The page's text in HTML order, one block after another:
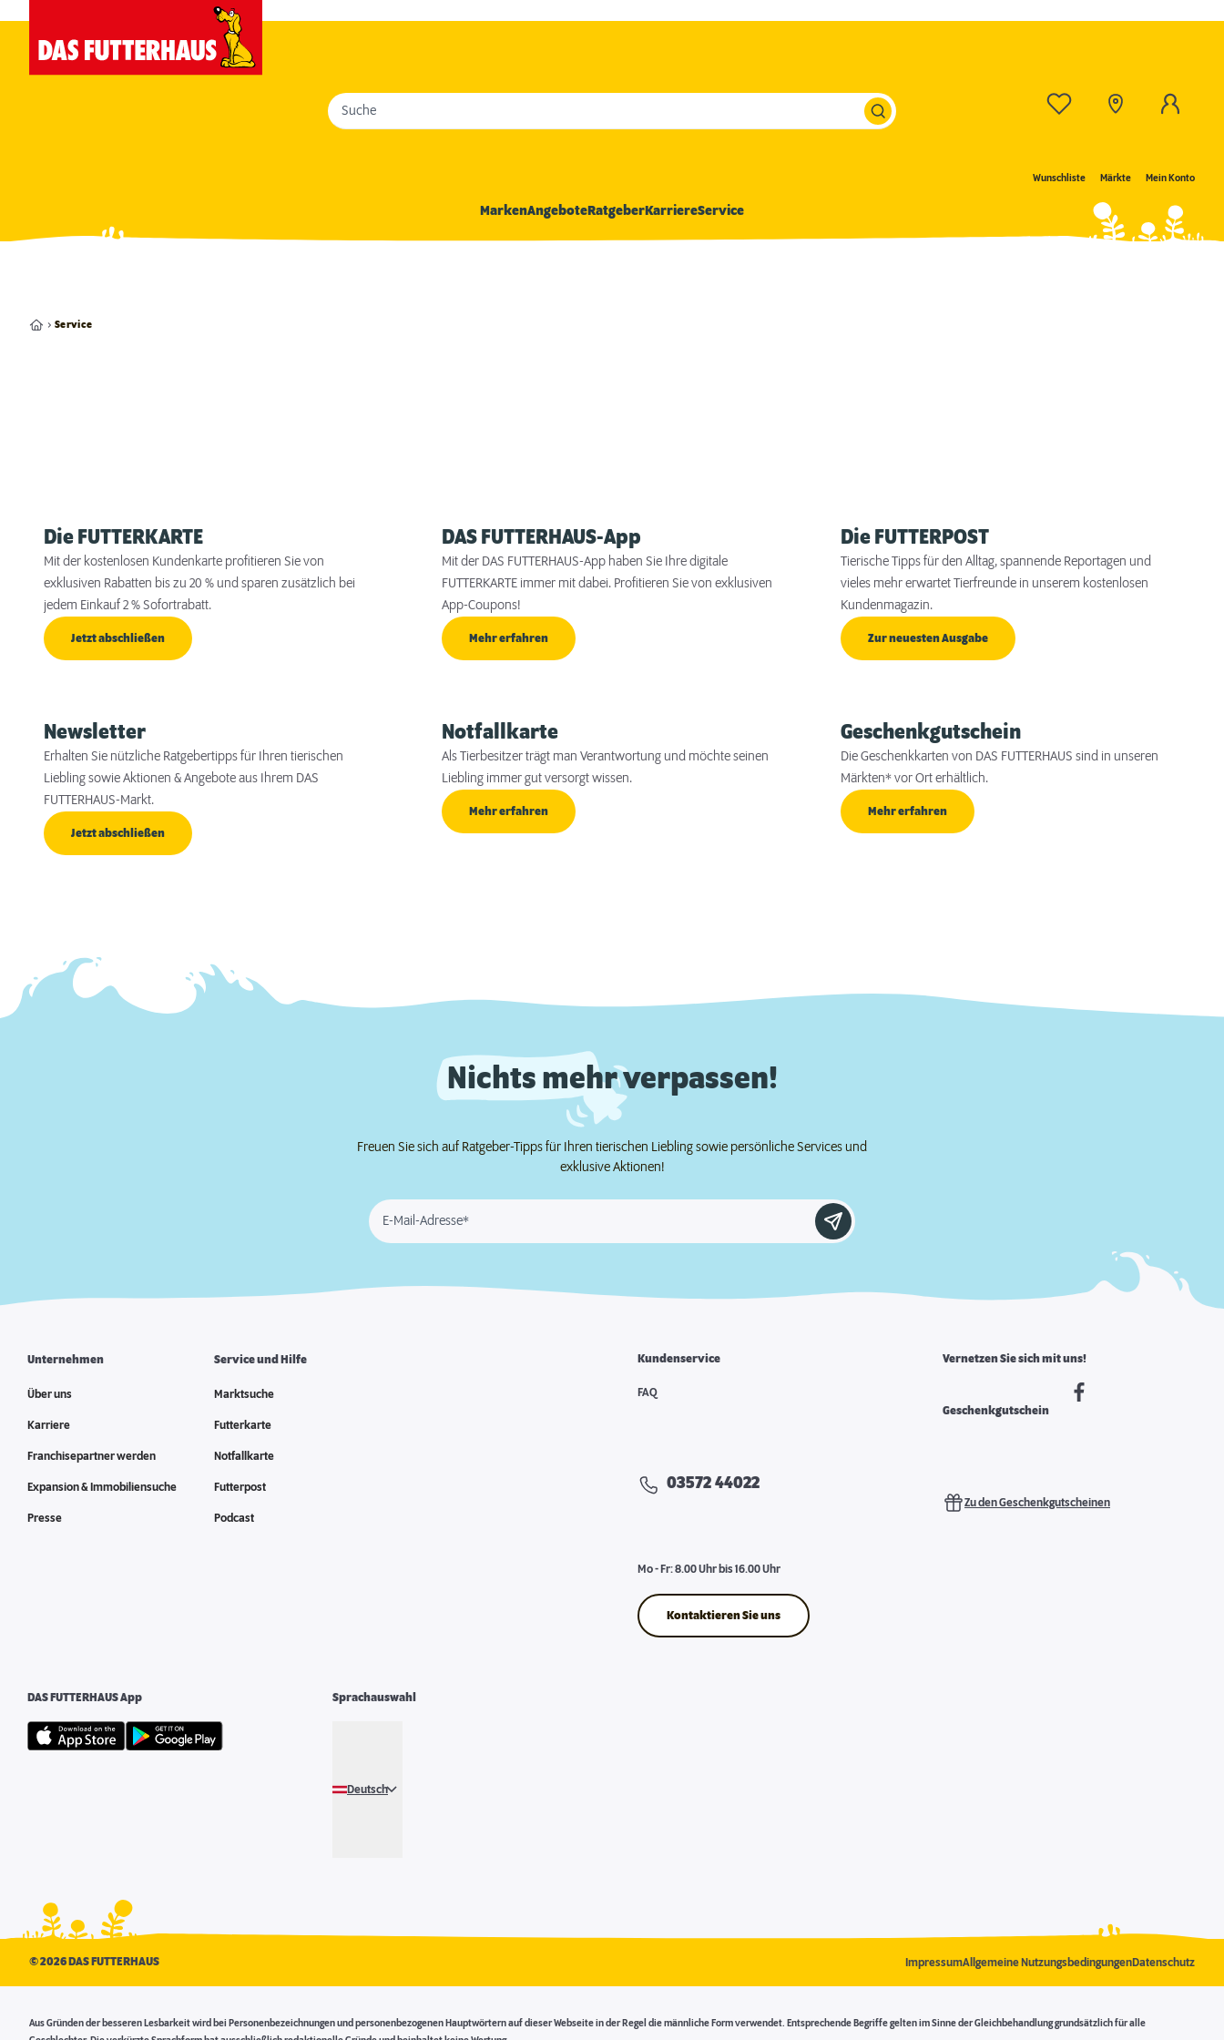
Wunschliste Märkte Mein Konto
Suche
MarkenAngeboteRatgeberKarriereService
Service
Die FUTTERKARTE
Mit der kostenlosen Kundenkarte profitieren Sie von
exklusiven Rabatten bis zu 20 % und sparen zusätzlich bei
jedem Einkauf 2 % Sofortrabatt.
Jetzt abschließen
DAS FUTTERHAUS-App
Mit der DAS FUTTERHAUS-App haben Sie Ihre digitale
FUTTERKARTE immer mit dabei. Profitieren Sie von exklusiven
App-Coupons!
Mehr erfahren
Die FUTTERPOST
Tierische Tipps für den Alltag, spannende Reportagen und
vieles mehr erwartet Tierfreunde in unserem kostenlosen
Kundenmagazin.
Zur neuesten Ausgabe
Newsletter
Erhalten Sie nützliche Ratgebertipps für Ihren tierischen
Liebling sowie Aktionen & Angebote aus Ihrem DAS
FUTTERHAUS-Markt.
Jetzt abschließen
Notfallkarte
Als Tierbesitzer trägt man Verantwortung und möchte seinen
Liebling immer gut versorgt wissen.
Mehr erfahren
Geschenkgutschein
Die Geschenkkarten von DAS FUTTERHAUS sind in unseren
Märkten* vor Ort erhältlich.
Mehr erfahren
Nichts mehr verpassen!
Freuen Sie sich auf Ratgeber-Tipps für Ihren tierischen Liebling sowie persönliche Services und
exklusive Aktionen!
E-Mail-Adresse*
Unternehmen
Über uns
Karriere
Franchisepartner werden
Expansion & Immobiliensuche
Presse
Service und Hilfe
Marktsuche
Futterkarte
Notfallkarte
Futterpost
Podcast
Kundenservice
FAQ
03572 44022
Mo - Fr: 8.00 Uhr bis 16.00 Uhr
Kontaktieren Sie uns
Vernetzen Sie sich mit uns!
Geschenkgutschein
Zu den Geschenkgutscheinen
DAS FUTTERHAUS App Sprachauswahl
Deutsch
©2026 DAS FUTTERHAUS ImpressumAllgemeine NutzungsbedingungenDatenschutz
Aus Gründen der besseren Lesbarkeit wird bei Personenbezeichnungen und personenbezogenen Hauptwörtern auf dieser Webseite in der Regel die männliche Form verwendet. Entsprechende Begriffe gelten im Sinne der Gleichbehandlung grundsätzlich für alle